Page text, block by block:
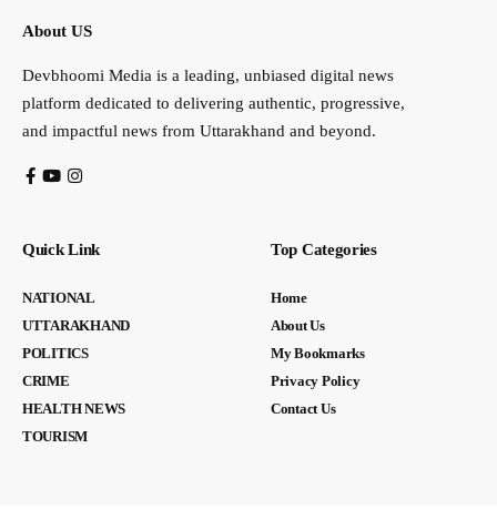
About US
Devbhoomi Media is a leading, unbiased digital news
platform dedicated to delivering authentic, progressive,
and impactful news from Uttarakhand and beyond.
Quick Link
NATIONAL
UTTARAKHAND
POLITICS
CRIME
HEALTH NEWS
TOURISM
Top Categories
Home
About Us
My Bookmarks
Privacy Policy
Contact Us